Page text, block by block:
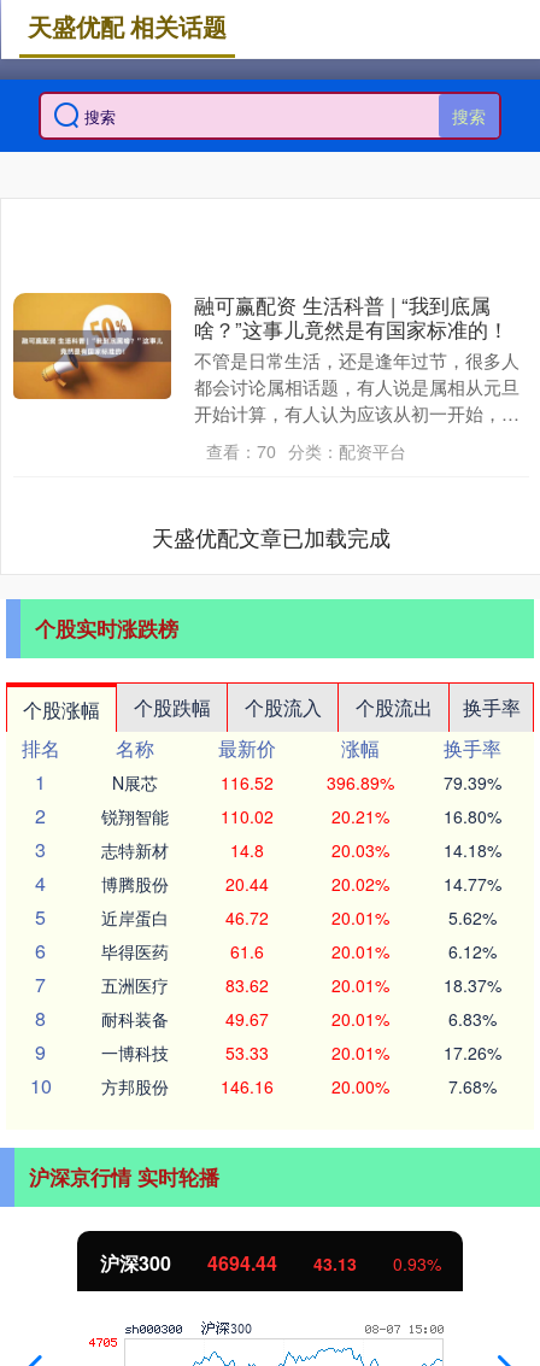
搜索
天盛优配 相关话题
融可赢配资 生活科普 | “我到底属
啥？”这事儿竟然是有国家标准的！
不管是日常生活，还是逢年过节，很多人
都会讨论属相话题，有人说是属相从元旦
开始计算，有人认为应该从初一开始，还
有人觉得应该从立春开始，那么，到底该
从哪天开始算呢？....
查看： 70 分类： 配资平台
天盛优配文章已加载完成
个股实时涨跌榜
个股涨幅 个股跌幅 个股流入 个股流出
换手率
排名
名称 最新价 涨幅
换手率
1
N展芯 116.52 396.89% 79.39%
2 锐翔智能 110.02 20.21% 16.80%
3 志特新材 14.8 20.03% 14.18%
4 博腾股份 20.44 20.02% 14.77%
5 近岸蛋白 46.72 20.01% 5.62%
6 毕得医药 61.6 20.01% 6.12%
7 五洲医疗 83.62 20.01% 18.37%
8 耐科装备 49.67 20.01% 6.83%
9 一博科技 53.33 20.01% 17.26%
10 方邦股份 146.16 20.00% 7.68%
沪深京行情 实时轮播
沪深300 4694.44 43.13 0.93%